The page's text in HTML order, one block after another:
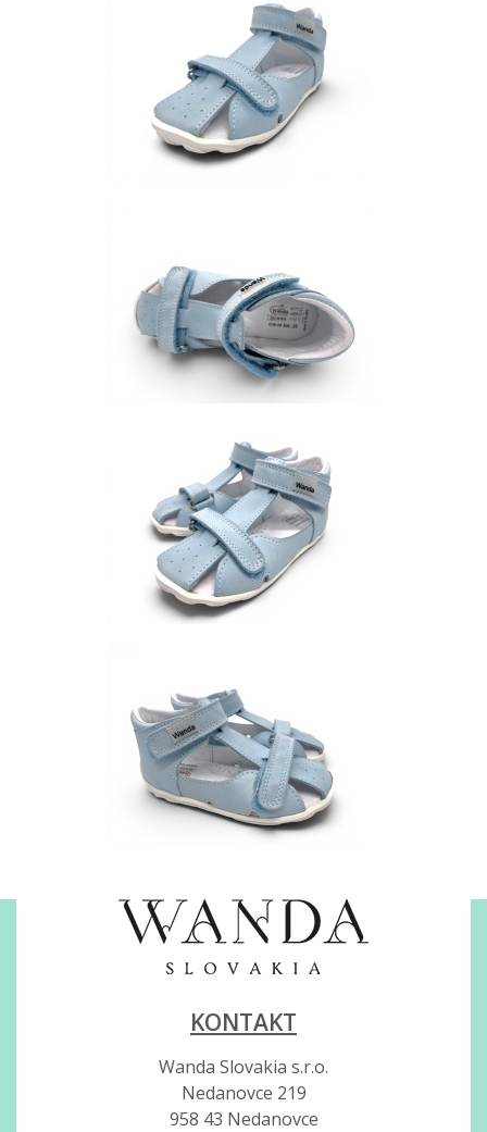
KONTAKT
Wanda Slovakia s.r.o.
Nedanovce 219
958 43 Nedanovce